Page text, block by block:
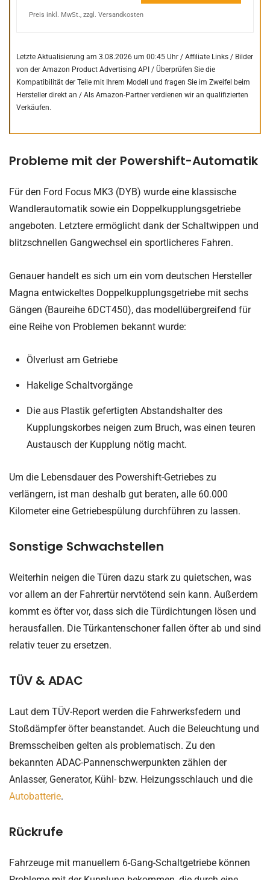
Preis inkl. MwSt., zzgl. Versandkosten
Letzte Aktualisierung am 3.08.2026 um 00:45 Uhr / Affiliate Links / Bilder
von der Amazon Product Advertising API / Überprüfen Sie die
Kompatibilität der Teile mit Ihrem Modell und fragen Sie im Zweifel beim
Hersteller direkt an / Als Amazon-Partner verdienen wir an qualifizierten
Verkäufen.
Probleme mit der Powershift-Automatik
Für den Ford Focus MK3 (DYB) wurde eine klassische
Wandlerautomatik sowie ein Doppelkupplungsgetriebe
angeboten. Letztere ermöglicht dank der Schaltwippen und
blitzschnellen Gangwechsel ein sportlicheres Fahren.
Genauer handelt es sich um ein vom deutschen Hersteller
Magna entwickeltes Doppelkupplungsgetriebe mit sechs
Gängen (Baureihe 6DCT450), das modellübergreifend für
eine Reihe von Problemen bekannt wurde:
Ölverlust am Getriebe
Hakelige Schaltvorgänge
Die aus Plastik gefertigten Abstandshalter des
Kupplungskorbes neigen zum Bruch, was einen teuren
Austausch der Kupplung nötig macht.
Um die Lebensdauer des Powershift-Getriebes zu
verlängern, ist man deshalb gut beraten, alle 60.000
Kilometer eine Getriebespülung durchführen zu lassen.
Sonstige Schwachstellen
Weiterhin neigen die Türen dazu stark zu quietschen, was
vor allem an der Fahrertür nervtötend sein kann. Außerdem
kommt es öfter vor, dass sich die Türdichtungen lösen und
herausfallen. Die Türkantenschoner fallen öfter ab und sind
relativ teuer zu ersetzen.
TÜV & ADAC
Laut dem TÜV-Report werden die Fahrwerksfedern und
Stoßdämpfer öfter beanstandet. Auch die Beleuchtung und
Bremsscheiben gelten als problematisch. Zu den
bekannten ADAC-Pannenschwerpunkten zählen der
Anlasser, Generator, Kühl- bzw. Heizungsschlauch und die
Autobatterie.
Rückrufe
Fahrzeuge mit manuellem 6-Gang-Schaltgetriebe können